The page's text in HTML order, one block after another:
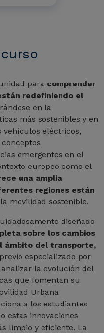
para comprender
redefiniendo el
en la
más sostenibles y en
vehículos eléctricos,
emergentes en el
europeo como el
una amplia
regiones están
movilidad sostenible.
diseñado
sobre los cambios
ámbito del transporte,
especializado por
la evolución del
que fomentan su
Urbana
a los estudiantes
estas innovaciones
limpio y eficiente. La